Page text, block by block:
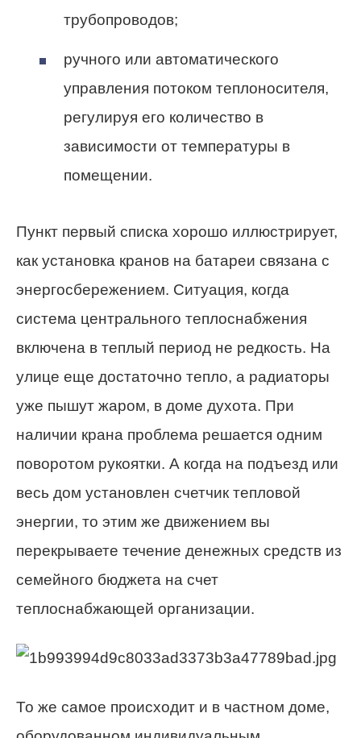
трубопроводов;
ручного или автоматического
управления потоком теплоносителя,
регулируя его количество в
зависимости от температуры в
помещении.
Пункт первый списка хорошо иллюстрирует,
как установка кранов на батареи связана с
энергосбережением. Ситуация, когда
система центрального теплоснабжения
включена в теплый период не редкость. На
улице еще достаточно тепло, а радиаторы
уже пышут жаром, в доме духота. При
наличии крана проблема решается одним
поворотом рукоятки. А когда на подъезд или
весь дом установлен счетчик тепловой
энергии, то этим же движением вы
перекрываете течение денежных средств из
семейного бюджета на счет
теплоснабжающей организации.
То же самое происходит и в частном доме,